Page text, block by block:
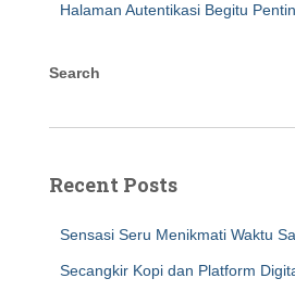
Halaman Autentikasi Begitu
Search
Recent Posts
Sensasi Seru Menikmati Waktu
Secangkir Kopi dan Platform